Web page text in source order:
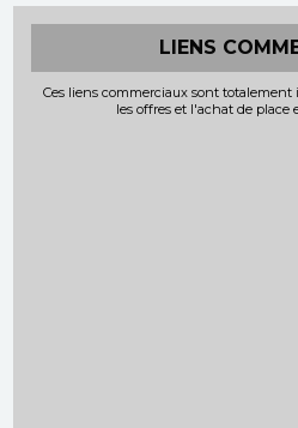
LIENS
Ces liens commerciaux sont
les offres et l'achat de